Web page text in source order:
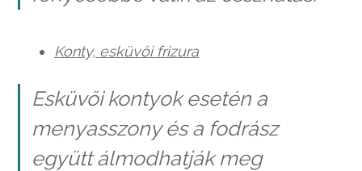
Konty, esküvői frizura
Esküvői kontyok esetén a
menyasszony és a fodrász
együtt álmodhatják meg